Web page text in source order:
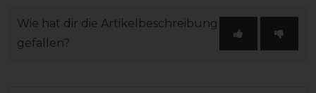
Wie hat dir die Artikelbeschreibung
gefallen?